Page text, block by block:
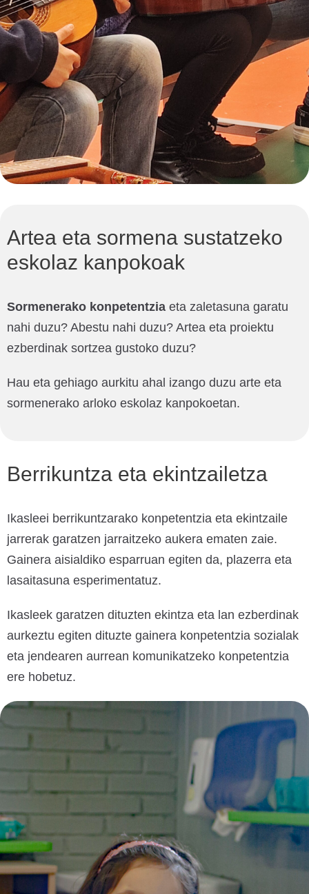
Artea eta sormena sustatzeko
eskolaz kanpokoak
Sormenerako konpetentzia eta zaletasuna garatu
nahi duzu? Abestu nahi duzu? Artea eta proiektu
ezberdinak sortzea gustoko duzu?
Hau eta gehiago aurkitu ahal izango duzu arte eta
sormenerako arloko eskolaz kanpokoetan.
Berrikuntza eta ekintzailetza
Ikasleei berrikuntzarako konpetentzia eta ekintzaile
jarrerak garatzen jarraitzeko aukera ematen zaie.
Gainera aisialdiko esparruan egiten da, plazerra eta
lasaitasuna esperimentatuz.
Ikasleek garatzen dituzten ekintza eta lan ezberdinak
aurkeztu egiten dituzte gainera konpetentzia sozialak
eta jendearen aurrean komunikatzeko konpetentzia
ere hobetuz.